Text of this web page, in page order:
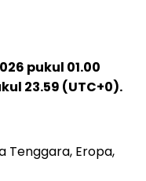
pukul 01.00
23.59 (UTC+0).
Tenggara, Eropa,